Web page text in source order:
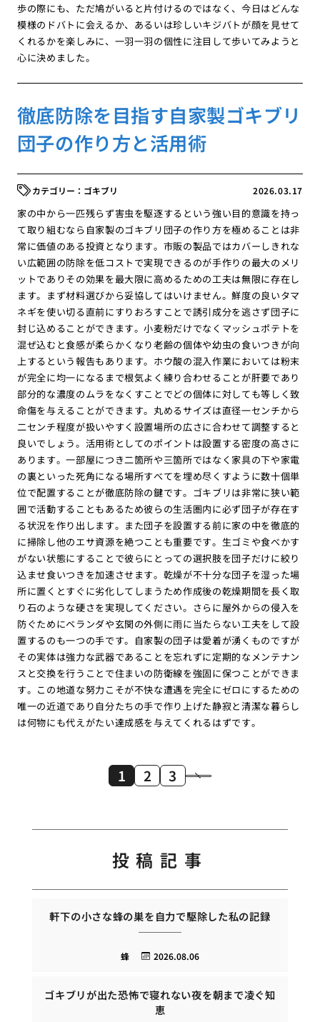
歩の際にも、ただ鳩がいると片付けるのではなく、今日はどんな
模様のドバトに会えるか、あるいは珍しいキジバトが顔を見せて
くれるかを楽しみに、一羽一羽の個性に注目して歩いてみようと
心に決めました。
徹底防除を目指す自家製ゴキブリ
団子の作り方と活用術
2026.03.17
ゴキブリ
家の中から一匹残らず害虫を駆逐するという強い目的意識を持っ
て取り組むなら自家製のゴキブリ団子の作り方を極めることは非
常に価値のある投資となります。市販の製品ではカバーしきれな
い広範囲の防除を低コストで実現できるのが手作りの最大のメリ
ットでありその効果を最大限に高めるための工夫は無限に存在し
ます。まず材料選びから妥協してはいけません。鮮度の良いタマ
ネギを使い切る直前にすりおろすことで誘引成分を逃さず団子に
封じ込めることができます。小麦粉だけでなくマッシュポテトを
混ぜ込むと食感が柔らかくなり老齢の個体や幼虫の食いつきが向
上するという報告もあります。ホウ酸の混入作業においては粉末
が完全に均一になるまで根気よく練り合わせることが肝要であり
部分的な濃度のムラをなくすことでどの個体に対しても等しく致
命傷を与えることができます。丸めるサイズは直径一センチから
二センチ程度が扱いやすく設置場所の広さに合わせて調整すると
良いでしょう。活用術としてのポイントは設置する密度の高さに
あります。一部屋につき二箇所や三箇所ではなく家具の下や家電
の裏といった死角になる場所すべてを埋め尽くすように数十個単
位で配置することが徹底防除の鍵です。ゴキブリは非常に狭い範
囲で活動することもあるため彼らの生活圏内に必ず団子が存在す
る状況を作り出します。また団子を設置する前に家の中を徹底的
に掃除し他のエサ資源を絶つことも重要です。生ゴミや食べかす
がない状態にすることで彼らにとっての選択肢を団子だけに絞り
込ませ食いつきを加速させます。乾燥が不十分な団子を湿った場
所に置くとすぐに劣化してしまうため作成後の乾燥期間を長く取
り石のような硬さを実現してください。さらに屋外からの侵入を
防ぐためにベランダや玄関の外側に雨に当たらない工夫をして設
置するのも一つの手です。自家製の団子は愛着が湧くものですが
その実体は強力な武器であることを忘れずに定期的なメンテナン
スと交換を行うことで住まいの防衛線を強固に保つことができま
す。この地道な努力こそが不快な遭遇を完全にゼロにするための
唯一の近道であり自分たちの手で作り上げた静寂と清潔な暮らし
は何物にも代えがたい達成感を与えてくれるはずです。
1 2 3
投稿記事
軒下の小さな蜂の巣を自力で駆除した私の記録
2026.08.06
蜂
ゴキブリが出た恐怖で寝れない夜を朝まで凌ぐ知
恵